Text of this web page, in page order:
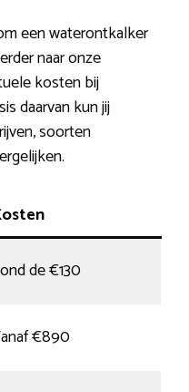
een waterontkalker
naar onze
kosten bij
daarvan kun jij
soorten
de €130
€890